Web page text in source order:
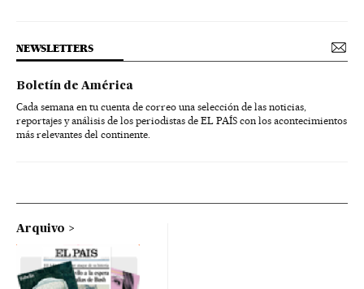
NEWSLETTERS
Boletín de América
Cada semana en tu cuenta de correo una selección de las noticias,
reportajes y análisis de los periodistas de EL PAÍS con los acontecimientos
más relevantes del continente.
Arquivo